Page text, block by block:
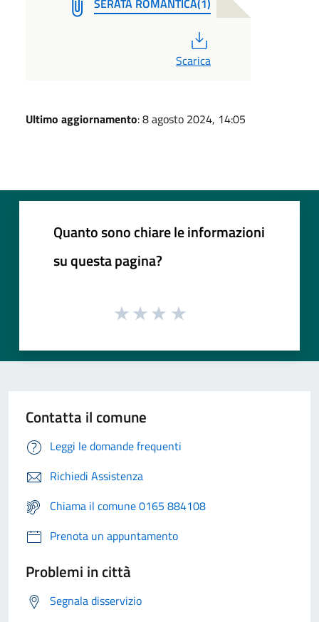
Scarica
Ultimo aggiornamento: 8 agosto 2024, 14:05
Quanto sono chiare le informazioni
su questa pagina?
Contatta il comune
Leggi le domande frequenti
Richiedi Assistenza
Chiama il comune 0165 884108
Prenota un appuntamento
Problemi in città
Segnala disservizio